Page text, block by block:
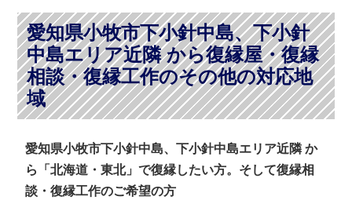
愛知県小牧市下小針中島、下小針
中島エリア近隣 から復縁屋・復縁
相談・復縁工作のその他の対応地
域
愛知県小牧市下小針中島、下小針中島エリア近隣 か
ら「北海道・東北」で復縁したい方。そして復縁相
談・復縁工作のご希望の方